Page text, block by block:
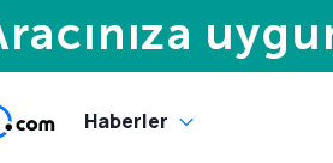
Haberler